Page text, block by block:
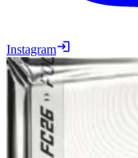
Instagram